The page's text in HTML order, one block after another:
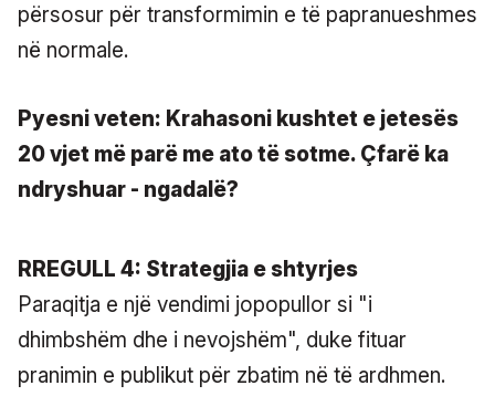
përsosur për transformimin e të papranueshmes
në normale.
Pyesni veten: Krahasoni kushtet e jetesës
20 vjet më parë me ato të sotme. Çfarë ka
ndryshuar - ngadalë?
RREGULL 4: Strategjia e shtyrjes
Paraqitja e një vendimi jopopullor si "i
dhimbshëm dhe i nevojshëm", duke fituar
pranimin e publikut për zbatim në të ardhmen.